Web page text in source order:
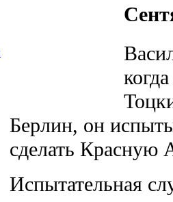
Берлин, он
сделать
Испытательная